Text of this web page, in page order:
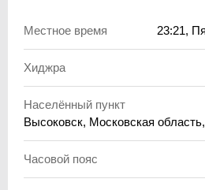
Местное время 23:21,
Хиджра
Населённый пункт
Высоковск, Московская
Часовой пояс